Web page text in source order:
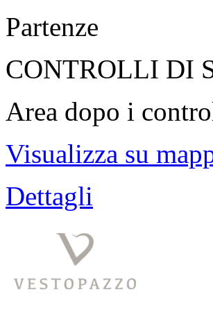
Partenze
CONTROLLI DI
Area dopo i
Visualizza su
Dettagli